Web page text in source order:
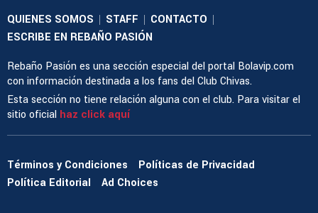
QUIENES SOMOS | STAFF | CONTACTO |
ESCRIBE EN REBAÑO PASIÓN
Rebaño Pasión es una sección especial del portal Bolavip.com
con información destinada a los fans del Club Chivas.
Esta sección no tiene relación alguna con el club. Para visitar el
sitio oficial haz click aquí
Términos y Condiciones
Políticas de Privacidad
Política Editorial
Ad Choices